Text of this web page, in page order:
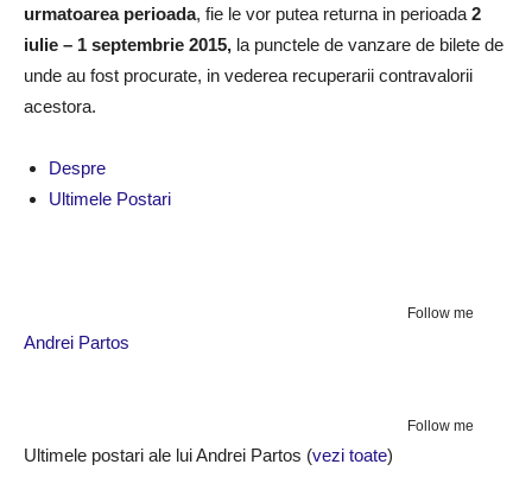
urmatoarea perioada, fie le vor putea returna in perioada 2
iulie – 1 septembrie 2015, la punctele de vanzare de bilete de
unde au fost procurate, in vederea recuperarii contravalorii
acestora.
Despre
Ultimele Postari
Follow me
Andrei Partos
Follow me
Ultimele postari ale lui Andrei Partos (vezi toate)